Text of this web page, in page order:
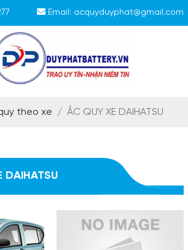
Email: acquyduyphat@gmail.com
theo xe ẮC QUY XE DAIHATSU
DAIHATSU